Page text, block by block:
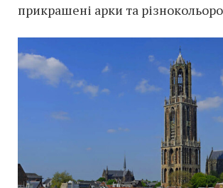
прикрашені арки та